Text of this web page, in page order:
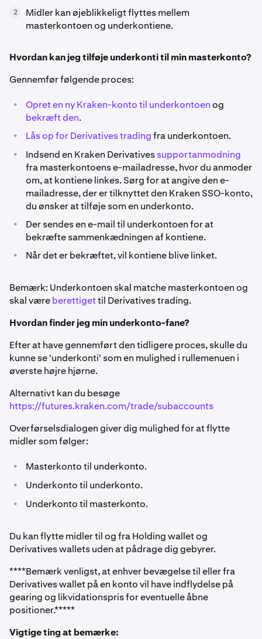
2
Midler kan øjeblikkeligt flyttes mellem
masterkontoen og underkontiene.
Hvordan kan jeg tilføje underkonti til min masterkonto?
Gennemfør følgende proces:
• Opret en ny Kraken-konto til underkontoenog
bekræft den.
• Lås op for Derivatives tradingfra underkontoen.
• Indsend en Kraken Derivativessupportanmodning
fra masterkontoens e-mailadresse, hvor du anmoder
om, at kontiene linkes. Sørg for at angive den e-
mailadresse, der er tilknyttet den Kraken SSO-konto,
du ønsker at tilføje som en underkonto.
•
Der sendes en e-mail til underkontoen for at
bekræfte sammenkædningen af kontiene.
• Når det er bekræftet, vil kontiene blive linket.
Bemærk: Underkontoen skal matche masterkontoen og
skal væreberettigettil Derivatives trading.
Hvordan finder jeg min underkonto-fane?
Efter at have gennemført den tidligere proces, skulle du
kunne se 'underkonti' som en mulighed i rullemenuen i
øverste højre hjørne.
Alternativt kan du besøge
https://futures.kraken.com/trade/subaccounts
Overførselsdialogen giver dig mulighed for at flytte
midler som følger:
• Masterkonto til underkonto.
• Underkonto til underkonto.
• Underkonto til masterkonto.
Du kan flytte midler til og fra Holding wallet og
Derivatives wallets uden at pådrage dig gebyrer.
****Bemærk venligst, at enhver bevægelse til eller fra
Derivatives wallet på en konto vil have indflydelse på
gearing og likvidationspris for eventuelle åbne
positioner.*****
Vigtige ting at bemærke: